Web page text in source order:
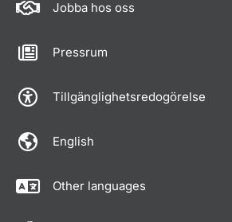
Jobba hos oss
Pressrum
Tillgänglighetsredogörelse
English
Other languages